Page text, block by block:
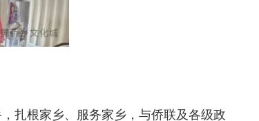
扎根家乡、服务家乡，与侨联及各级政